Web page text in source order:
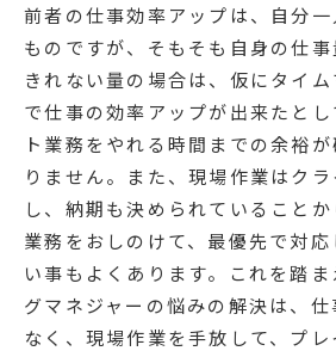
前者の仕事効率アップは、自分
ものですが、そもそも自身の仕
きれない量の場合は、仮にタイ
で仕事の効率アップが出来たと
ト業務をやれる時間までの余裕
りません。また、現場作業はク
し、納期も決められていること
業務をおしのけて、最優先で対
い事もよくあります。これを踏
グマネジャーの悩みの解決は、
なく、現場作業を手放して、プ